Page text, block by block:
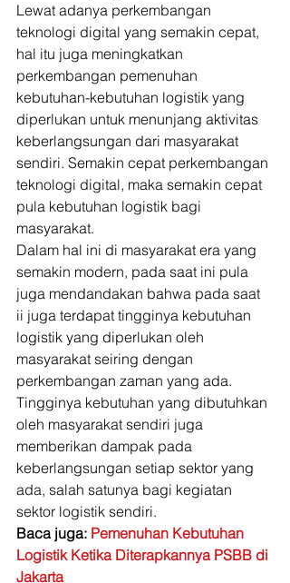
Lewat adanya perkembangan
teknologi digital yang semakin cepat,
hal itu juga meningkatkan
perkembangan pemenuhan
kebutuhan-kebutuhan logistik yang
diperlukan untuk menunjang aktivitas
keberlangsungan dari masyarakat
sendiri. Semakin cepat perkembangan
teknologi digital, maka semakin cepat
pula kebutuhan logistik bagi
masyarakat.
Dalam hal ini di masyarakat era yang
semakin modern, pada saat ini pula
juga mendandakan bahwa pada saat
ii juga terdapat tingginya kebutuhan
logistik yang diperlukan oleh
masyarakat seiring dengan
perkembangan zaman yang ada.
Tingginya kebutuhan yang dibutuhkan
oleh masyarakat sendiri juga
memberikan dampak pada
keberlangsungan setiap sektor yang
ada, salah satunya bagi kegiatan
sektor logistik sendiri.
Baca juga: Pemenuhan Kebutuhan
Logistik Ketika Diterapkannya PSBB di
Jakarta